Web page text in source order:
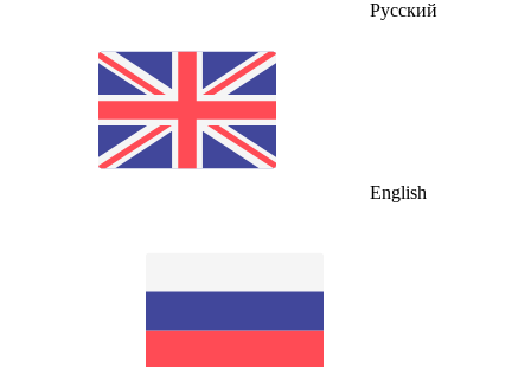
Русский
English